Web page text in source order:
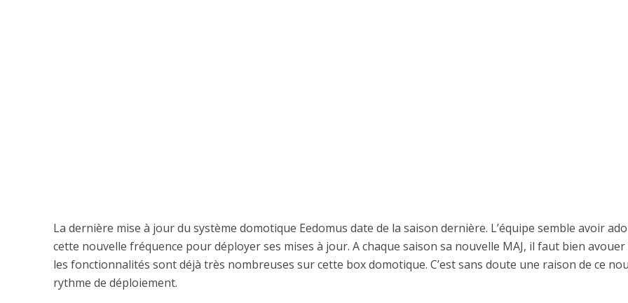
La dernière mise à jour du système domotique Eedomus date de la saison dernière. L’équipe semble avoir
cette nouvelle fréquence pour déployer ses mises à jour. A chaque saison sa nouvelle MAJ, il faut bien avouer
les fonctionnalités sont déjà très nombreuses sur cette box domotique. C’est sans doute une raison de ce
rythme de déploiement.